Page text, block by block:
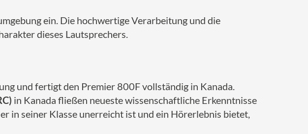
ein. Die hochwertige Verarbeitung und die
dieses Lautsprechers.
und fertigt den Premier 800F vollständig in Kanada.
in Kanada fließen neueste wissenschaftliche Erkenntnisse
in seiner Klasse unerreicht ist und ein Hörerlebnis bietet,